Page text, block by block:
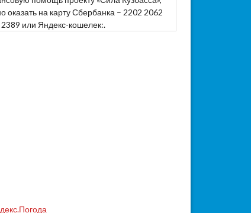
оказать на карту Сбербанка – 2202 2062
или Яндекс-кошелек:.